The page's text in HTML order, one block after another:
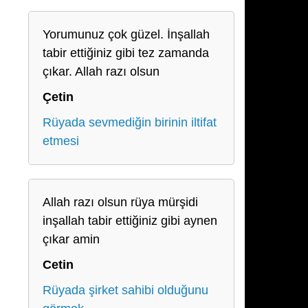
Yorumunuz çok güzel. İnşallah
tabir ettiğiniz gibi tez zamanda
çıkar. Allah razı olsun
Çetin
Rüyada sevmediğin birinin iltifat
etmesi
Allah razı olsun rüya mürşidi
inşallah tabir ettiğiniz gibi aynen
çıkar amin
Cetin
Rüyada şirket sahibi olduğunu